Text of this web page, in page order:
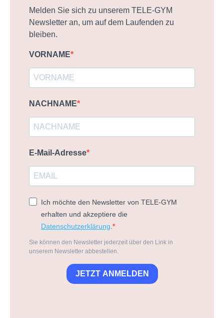
Melden Sie sich zu unserem TELE-GYM
Newsletter an, um auf dem Laufenden zu
bleiben.
VORNAME
NACHNAME
E-Mail-Adresse
Ich möchte den Newsletter von TELE-GYM
erhalten und akzeptiere die
Datenschutzerklärung
Sie können den Newsletter jederzeit über den Link in
unserem Newsletter abbestellen.
JETZT ANMELDEN